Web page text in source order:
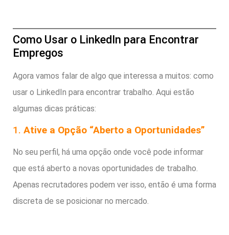
Como Usar o LinkedIn para Encontrar
Empregos
Agora vamos falar de algo que interessa a muitos: como
usar o LinkedIn para encontrar trabalho. Aqui estão
algumas dicas práticas:
1. Ative a Opção “Aberto a Oportunidades”
No seu perfil, há uma opção onde você pode informar
que está aberto a novas oportunidades de trabalho.
Apenas recrutadores podem ver isso, então é uma forma
discreta de se posicionar no mercado.